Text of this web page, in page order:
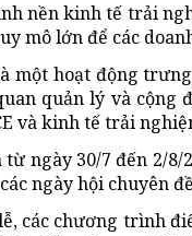
nền kinh tế trải
mô lớn để các
một hoạt động
quản lý và
và kinh tế trải
ngày 30/7 đến 2/
ngày hội chuyên
các chương trình